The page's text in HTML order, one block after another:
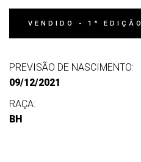
VENDIDO - 1ª EDIÇÃO
PREVISÃO DE NASCIMENTO:
09/12/2021
RAÇA:
BH